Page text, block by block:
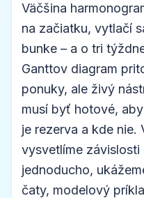
Väčšina
na začiatku, vytlačí
bunke – a o tri
Ganttov diagram
ponuky, ale živý
musí byť hotové,
je rezerva a kde nie.
vysvetlíme závislosti
jednoducho,
čaty, modelový